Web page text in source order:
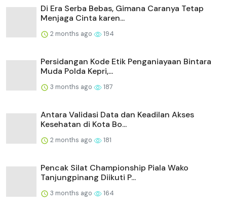
Di Era Serba Bebas, Gimana Caranya Tetap
Menjaga Cinta karen...
2 months ago 194
Persidangan Kode Etik Penganiayaan Bintara
Muda Polda Kepri,...
3 months ago 187
Antara Validasi Data dan Keadilan Akses
Kesehatan di Kota Bo...
2 months ago 181
Pencak Silat Championship Piala Wako
Tanjungpinang Diikuti P...
3 months ago 164